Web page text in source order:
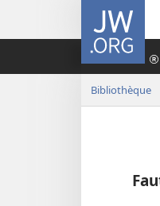
JW.ORG
Bibliothèque